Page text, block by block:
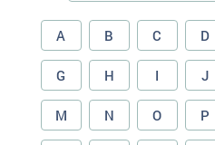
A B C D
G H I J
M N O P